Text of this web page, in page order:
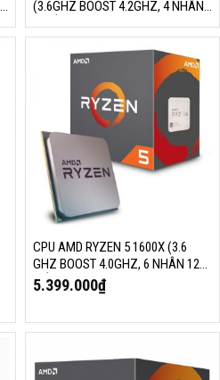
(3.6GHZ BOOST 4.2GHZ, 4 NHÂN
8 LUỒNG, 10MB CACHE, 35W,
SOCKET AM4)
CPU AMD RYZEN 5 1600X (3.6
GHZ BOOST 4.0GHZ, 6 NHÂN 12
LUỒNG, 16MB CACHE, 95W,
SOCKET AM4)
5.399.000₫